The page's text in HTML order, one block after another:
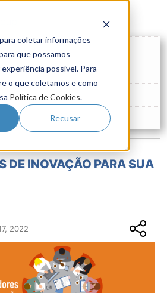
coletar informações
que possamos
possível. Para
o que coletamos e como
Política de Cookies.
Recusar
DE INOVAÇÃO PARA SUA
2022